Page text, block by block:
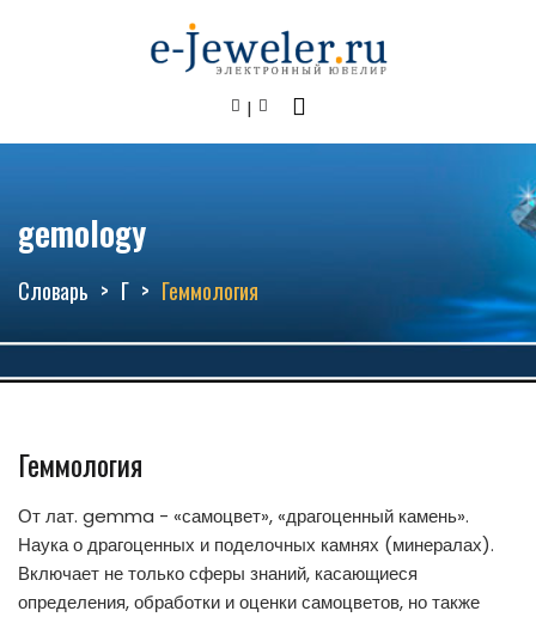
gemology
Словарь Г Геммология
Геммология
От лат. gemma - «самоцвет», «драгоценный камень».
Наука о драгоценных и поделочных камнях (минералах).
Включает не только сферы знаний, касающиеся
определения, обработки и оценки самоцветов, но также